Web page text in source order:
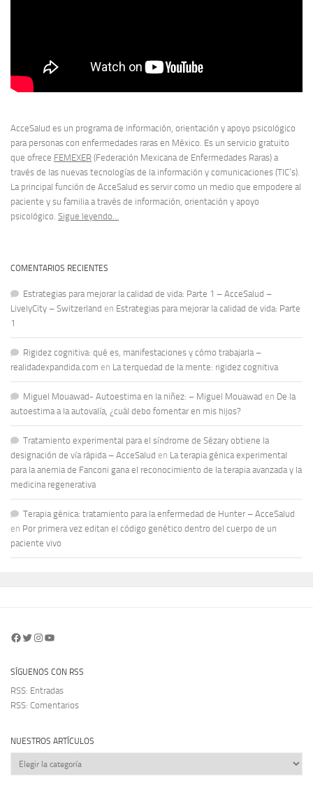
AcceSalud es un programa de información, orientación y apoyo psicológico
para personas con enfermedades raras en México. Es un servicio gratuito
que ofrece FEMEXER (Federación Mexicana de Enfermedades Raras) a
través de las nuevas tecnologías de la información y comunicaciones (TIC’s).
La principal función de AcceSalud es servir como un medio que empodere al
paciente y su familia a través de información, orientación y apoyo
psicológico. Sigue leyendo…
COMENTARIOS RECIENTES
Estrategias para mejorar la calidad de vida: Parte 1 – AcceSalud –
LivelyCity – Switzerland en Estrategias para mejorar la calidad de vida: Parte
1
Rigidez cognitiva: qué es, manifestaciones y cómo trabajarla –
realidadexpandida.com en La terquedad de la mente: rigidez cognitiva
Miguel Mouawad- Autoestima en la niñez: – Miguel Mouawad en De la
autoestima a la autovalía, ¿cuál debo fomentar en mis hijos?
Tratamiento experimental para el síndrome de Sézary obtiene la
designación de vía rápida – AcceSalud en La terapia génica experimental
para la anemia de Fanconi gana el reconocimiento de la terapia avanzada y la
medicina regenerativa
Terapia génica: tratamiento para la enfermedad de Hunter – AcceSalud
en Por primera vez editan el código genético dentro del cuerpo de un
paciente vivo
Facebook
Twitter
Instagram
YouTube
SÍGUENOS CON RSS
RSS: Entradas
RSS: Comentarios
NUESTROS ARTÍCULOS
Nuestros
artículos